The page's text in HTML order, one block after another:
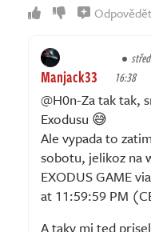
Odpovědět
Manjack33
16:38
@H0n-Za tak tak,
Exodusu 😅
Ale vypada to
sobotu, jelikoz na
EXODUS GAME
at 11:59:59 PM
A taky mi ted